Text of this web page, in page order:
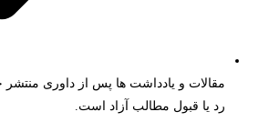
مقالات و یادداشت ها پس از داوری
رد یا قبول مطالب آزاد است.